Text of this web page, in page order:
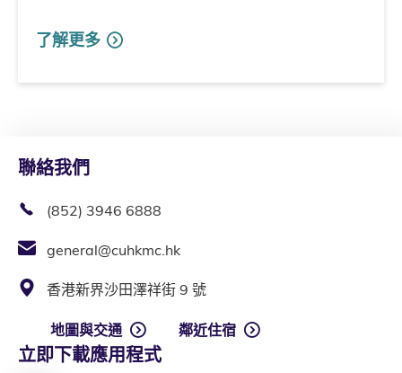
了解更多
聯絡我們
(852) 3946 6888
general@cuhkmc.hk
香港新界沙田澤祥街 9 號
地圖與交通 鄰近住宿
立即下載應用程式